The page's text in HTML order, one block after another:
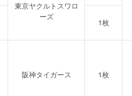
東京ヤクルトスワロ
ーズ
1枚
阪神タイガース 1枚